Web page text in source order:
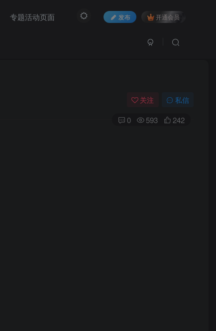
专题活动页面 发布 开通会员
关注 私信
0 593 242